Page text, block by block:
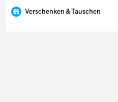
Verschenken & Tauschen